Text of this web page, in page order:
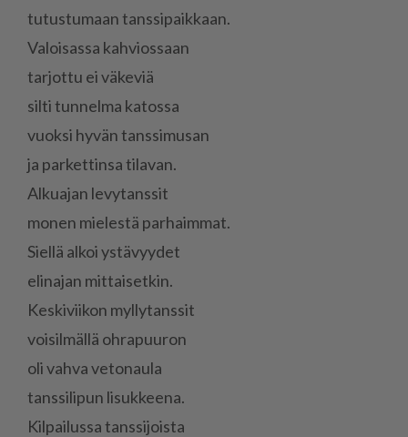
tu­tus­tu­maan tans­si­paik­kaan.
Va­loi­sas­sa kah­vi­os­saan
tar­jot­tu ei vä­ke­viä
sil­ti tun­nel­ma ka­tos­sa
vuok­si hy­vän tans­si­mu­san
ja par­ket­tin­sa ti­la­van.
Al­ku­a­jan le­vy­tans­sit
mo­nen mie­les­tä par­haim­mat.
Siel­lä al­koi ys­tä­vyy­det
eli­na­jan mit­tai­set­kin.
Kes­ki­vii­kon myl­ly­tans­sit
voi­sil­mäl­lä oh­ra­puu­ron
oli vah­va ve­to­nau­la
tans­si­li­pun li­suk­kee­na.
Kil­pai­lus­sa tans­si­jois­ta